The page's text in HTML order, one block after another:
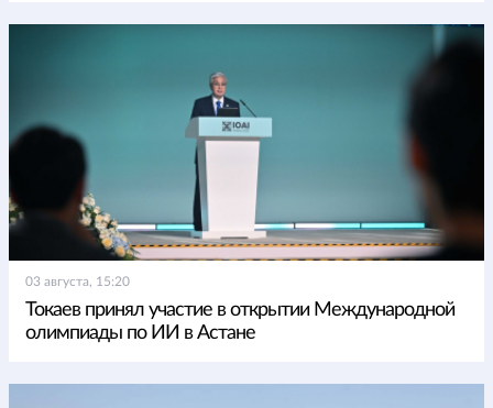
03 августа, 15:20
Токаев принял участие в открытии Международной
олимпиады по ИИ в Астане